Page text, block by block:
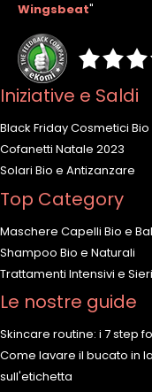
Wingsbeat"
Iniziative e Saldi
Black Friday Cosmetici
Cofanetti Natale 2023
Solari Bio e Antizanzare
Top Category
Maschere Capelli Bio e
Shampoo Bio e Naturali
Trattamenti Intensivi e Sieri
Le nostre guide
Skincare routine: i 7 step
Come lavare il bucato in
sull'etichetta